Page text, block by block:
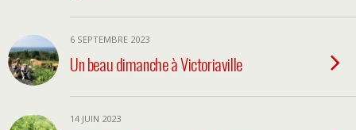
6 SEPTEMBRE 2023
Un beau dimanche à Victoriaville
14 JUIN 2023